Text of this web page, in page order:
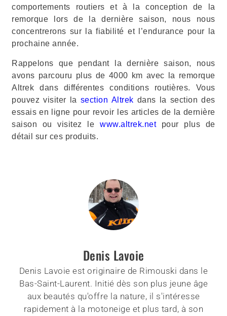
comportements routiers et à la conception de la
remorque lors de la dernière saison, nous nous
concentrerons sur la fiabilité et l’endurance pour la
prochaine année.
Rappelons que pendant la dernière saison, nous
avons parcouru plus de 4000 km avec la remorque
Altrek dans différentes conditions routières. Vous
pouvez visiter la section Altrek dans la section des
essais en ligne pour revoir les articles de la dernière
saison ou visitez lewww.altrek.netpour plus de
détail sur ces produits.
Denis Lavoie
Denis Lavoie est originaire de Rimouski dans le
Bas-Saint-Laurent. Initié dès son plus jeune âge
aux beautés qu'offre la nature, il s'intéresse
rapidement à la motoneige et plus tard, à son